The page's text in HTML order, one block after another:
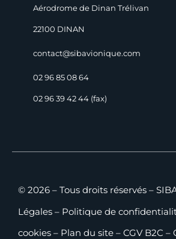
Aérodrome de Dinan Trélivan
22100 DINAN
contact@sibavionique.com
02 96 85 08 64
02 96 39 42 44 (fax)
© 2026 – Tous droits réservés –
Légales – Politique de
cookies – Plan du site – CGV B2C –